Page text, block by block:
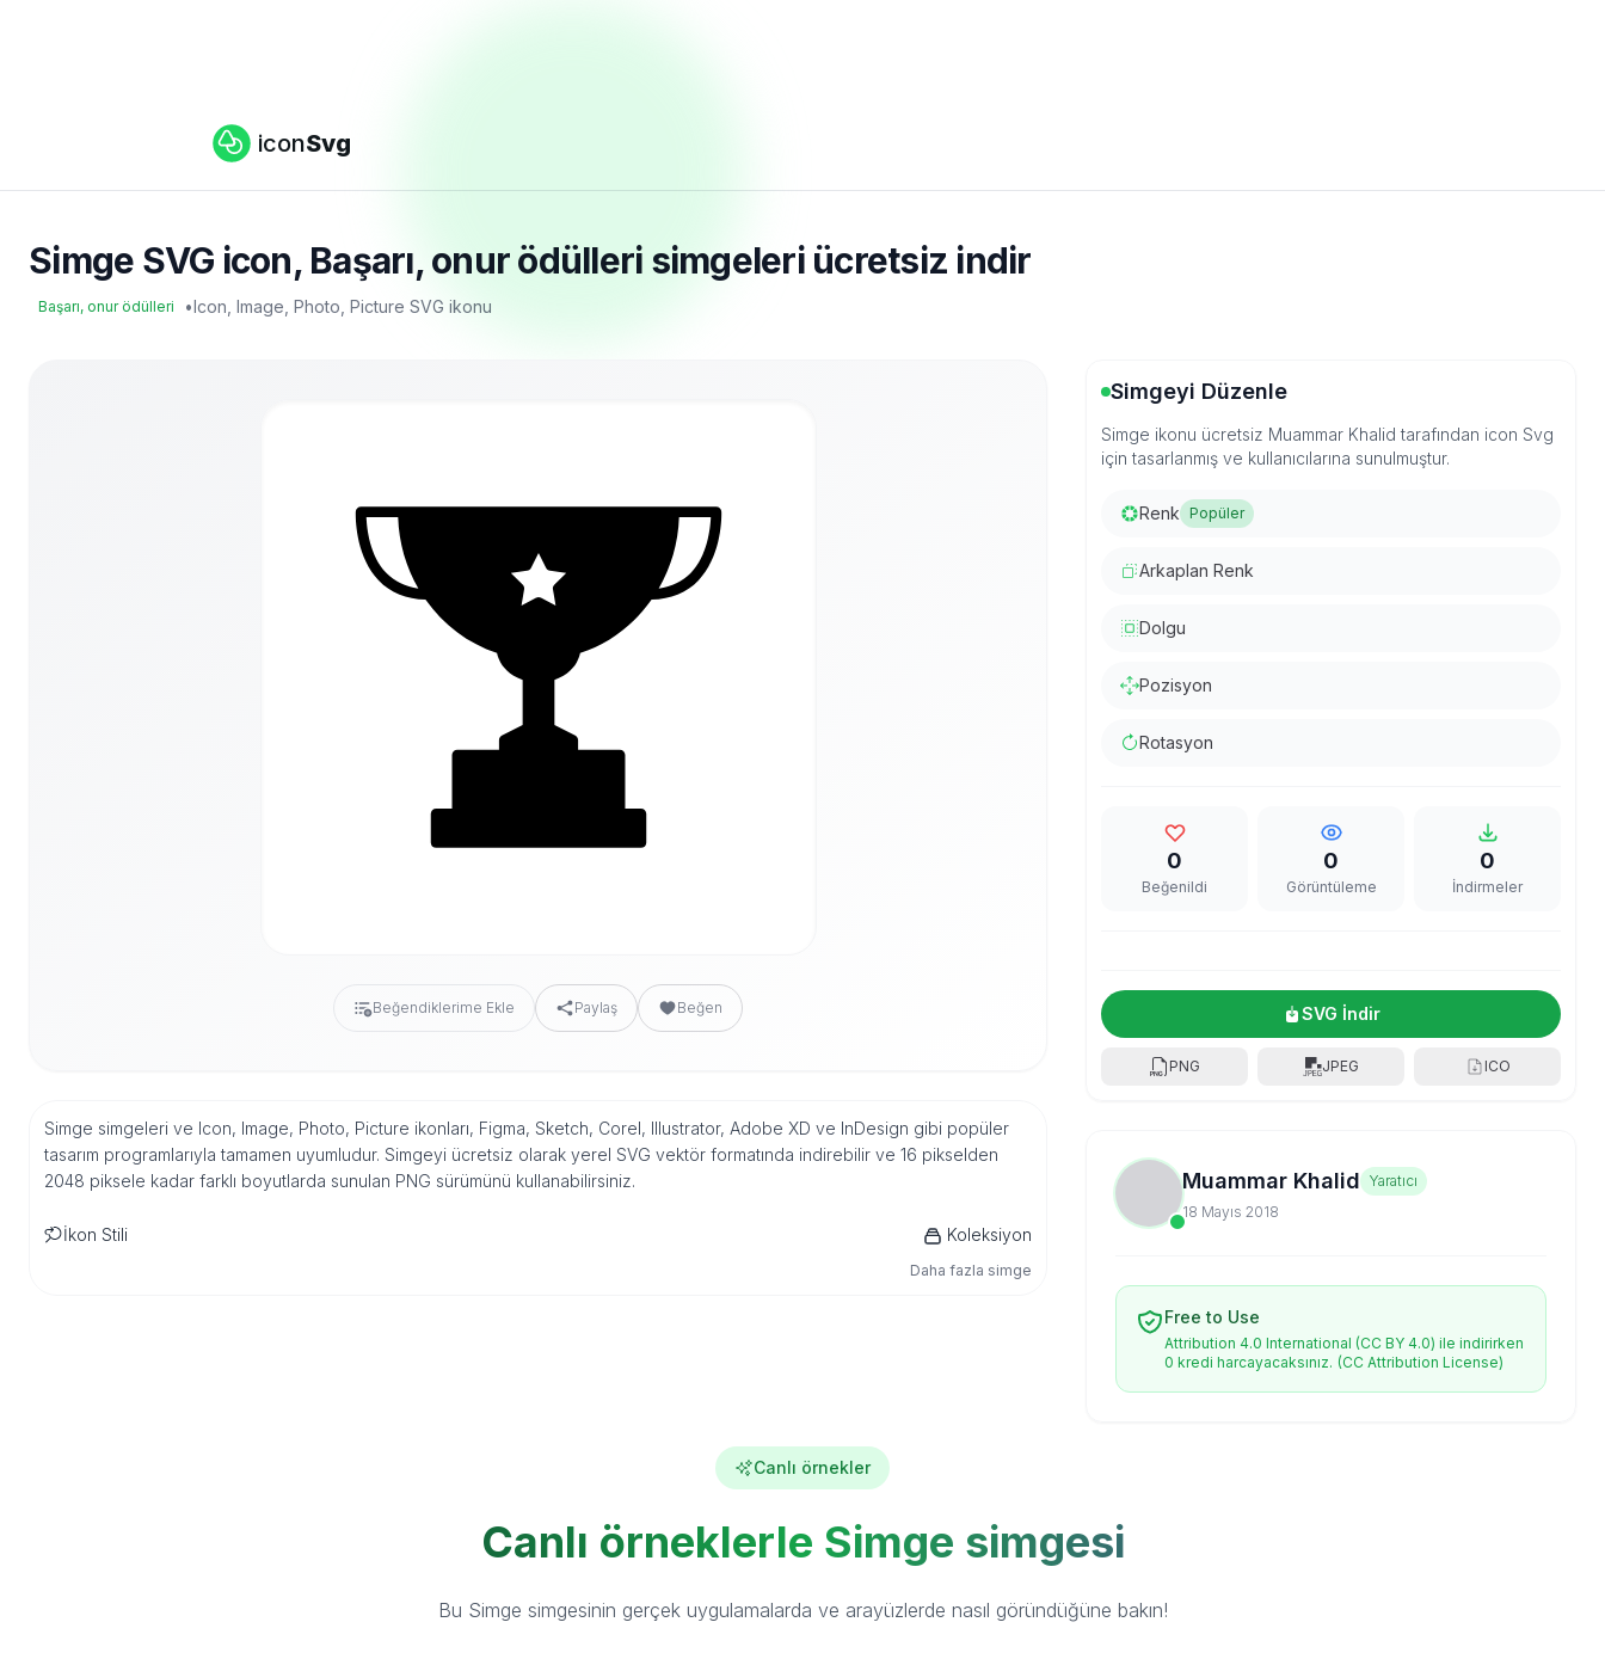
iconSvg
Simge SVG icon, Başarı, onur ödülleri simgeleri ücretsiz indir
Başarı, onur ödülleri •Icon, Image, Photo, Picture SVG ikonu
Beğendiklerime Ekle Paylaş Beğen
Simge simgeleri ve Icon, Image, Photo, Picture ikonları, Figma, Sketch, Corel, Illustrator, Adobe XD ve InDesign gibi popüler
tasarım programlarıyla tamamen uyumludur. Simgeyi ücretsiz olarak yerel SVG vektör formatında indirebilir ve 16 pikselden
2048 piksele kadar farklı boyutlarda sunulan PNG sürümünü kullanabilirsiniz.
İkon Stili Koleksiyon
Daha fazla simge
Simgeyi Düzenle
Simge ikonu ücretsiz Muammar Khalid tarafından icon Svg
için tasarlanmış ve kullanıcılarına sunulmuştur.
Renk Popüler
Arkaplan Renk
Dolgu
Pozisyon
Rotasyon
0
Beğenildi
0
Görüntüleme
0
İndirmeler
SVG İndir
PNG JPEG ICO
Muammar Khalid Yaratıcı
18 Mayıs 2018
Free to Use
Attribution 4.0 International (CC BY 4.0) ile indirirken
0 kredi harcayacaksınız. (CC Attribution License)
Canlı örnekler
Canlı örneklerle Simge simgesi
Bu Simge simgesinin gerçek uygulamalarda ve arayüzlerde nasıl göründüğüne bakın!